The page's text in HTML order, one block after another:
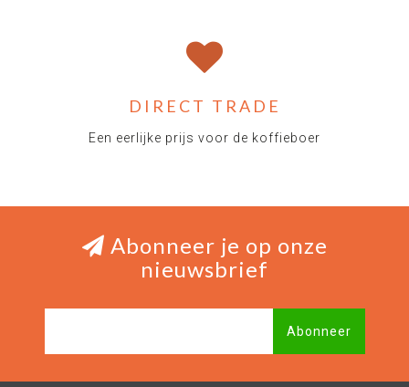
DIRECT TRADE
Een eerlijke prijs voor de koffieboer
Abonneer je op onze
nieuwsbrief
Abonneer